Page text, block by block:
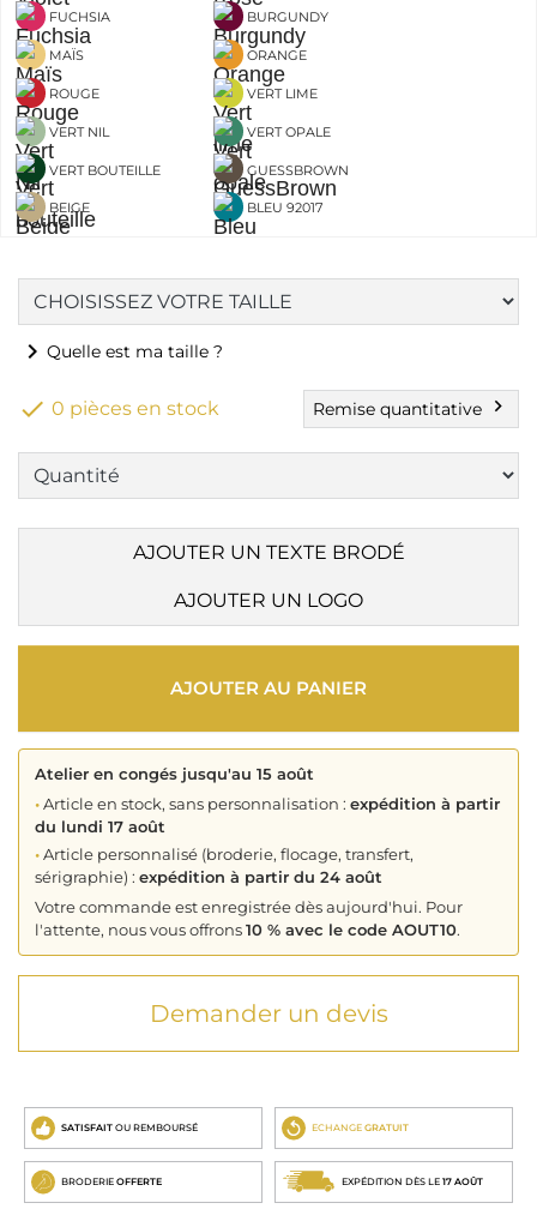
FUCHSIA BURGUNDY
MAÏS ORANGE
ROUGE VERT LIME
VERT NIL VERT OPALE
VERT BOUTEILLE GUESSBROWN
BEIGE BLEU 92017
chevron_right Quelle est ma taille ?
 0 pièces en stock Remise quantitative chevron_right
AJOUTER UN TEXTE BRODÉ
AJOUTER UN LOGO
AJOUTER AU PANIER
Atelier en congés jusqu'au 15 août
•Article en stock, sans personnalisation : expédition à partir
du lundi 17 août
•Article personnalisé (broderie, flocage, transfert,
sérigraphie) : expédition à partir du 24 août
Votre commande est enregistrée dès aujourd'hui. Pour
l'attente, nous vous offrons10 % avec le code AOUT10.
Demander un devis
SATISFAIT OU REMBOURSÉ ECHANGE GRATUIT
BRODERIE OFFERTE EXPÉDITION DÈS LE 17 AOÛT